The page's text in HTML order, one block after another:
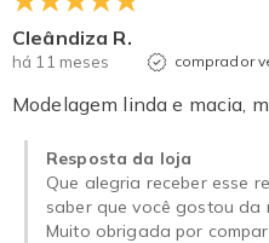
Cleândiza R.
há 11 meses comprador
Modelagem linda e macia,
Resposta da loja
Que alegria receber esse
saber que você gostou da
Muito obrigada por